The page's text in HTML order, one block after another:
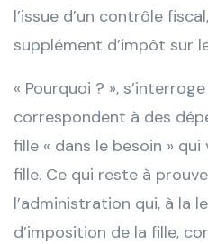
l’issue d’un contrôle
supplément d’impôt sur
« Pourquoi ? »,
correspondent à des
fille « dans le besoin »
fille. Ce qui reste à
l’administration qui, à la
d’imposition de la fille,